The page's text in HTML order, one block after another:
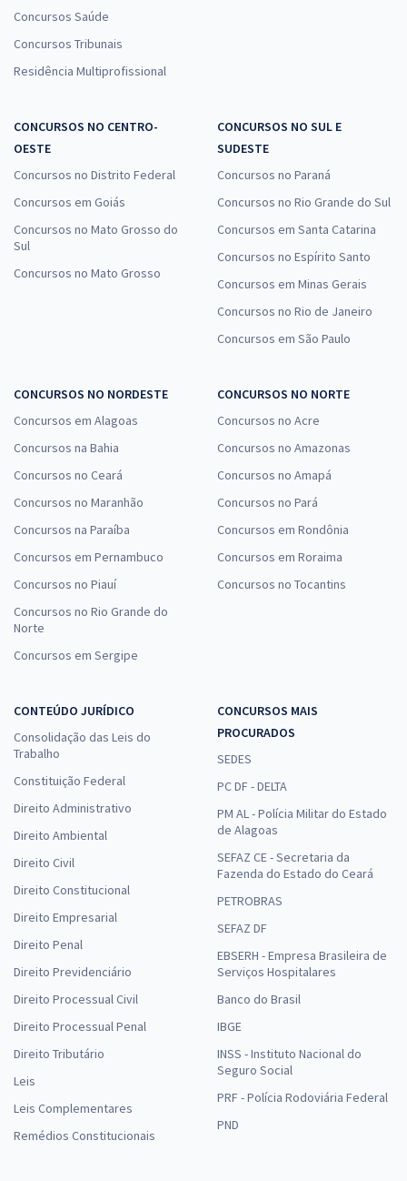
Concursos Saúde
Concursos Tribunais
Residência Multiprofissional
CONCURSOS NO CENTRO-
OESTE
Concursos no Distrito Federal
Concursos em Goiás
Concursos no Mato Grosso do
Sul
Concursos no Mato Grosso
CONCURSOS NO SUL E
SUDESTE
Concursos no Paraná
Concursos no Rio Grande do Sul
Concursos em Santa Catarina
Concursos no Espírito Santo
Concursos em Minas Gerais
Concursos no Rio de Janeiro
Concursos em São Paulo
CONCURSOS NO NORDESTE
Concursos em Alagoas
Concursos na Bahia
Concursos no Ceará
Concursos no Maranhão
Concursos na Paraíba
Concursos em Pernambuco
Concursos no Piauí
Concursos no Rio Grande do
Norte
Concursos em Sergipe
CONCURSOS NO NORTE
Concursos no Acre
Concursos no Amazonas
Concursos no Amapá
Concursos no Pará
Concursos em Rondônia
Concursos em Roraima
Concursos no Tocantins
CONTEÚDO JURÍDICO
Consolidação das Leis do
Trabalho
Constituição Federal
Direito Administrativo
Direito Ambiental
Direito Civil
Direito Constitucional
Direito Empresarial
Direito Penal
Direito Previdenciário
Direito Processual Civil
Direito Processual Penal
Direito Tributário
Leis
Leis Complementares
Remédios Constitucionais
CONCURSOS MAIS
PROCURADOS
SEDES
PC DF - DELTA
PM AL - Polícia Militar do Estado
de Alagoas
SEFAZ CE - Secretaria da
Fazenda do Estado do Ceará
PETROBRAS
SEFAZ DF
EBSERH - Empresa Brasileira de
Serviços Hospitalares
Banco do Brasil
IBGE
INSS - Instituto Nacional do
Seguro Social
PRF - Polícia Rodoviária Federal
PND